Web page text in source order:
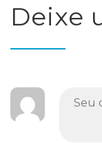
Deixe